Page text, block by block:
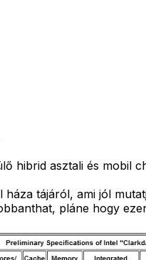
hibrid asztali és mobil
tájáról, ami jól
pláne hogy